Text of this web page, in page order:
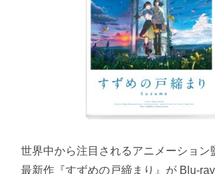
世界中から注目されるアニメーション
最新作『すずめの戸締まり』が Blu-